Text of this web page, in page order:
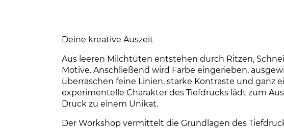
Deine kreative Auszeit
Aus leeren Milchtüten entstehen durch Ritzen,
Motive. Anschließend wird Farbe eingerieben,
überraschen feine Linien, starke Kontraste und ganz
experimentelle Charakter des Tiefdrucks lädt zum
Druck zu einem Unikat.
Der Workshop vermittelt die Grundlagen des